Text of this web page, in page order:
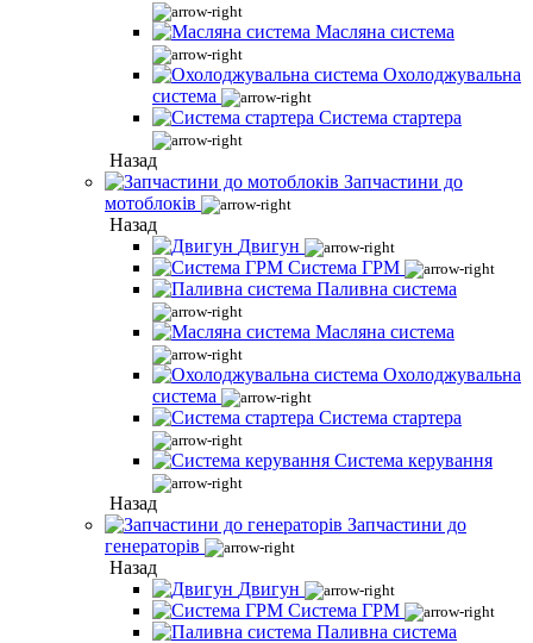
Масляна система
Охолоджувальна
система
Система стартера
Назад
Запчастини до
мотоблоків
Назад
Двигун
Система ГРМ
Паливна система
Масляна система
Охолоджувальна
система
Система стартера
Система керування
Назад
Запчастини до
генераторів
Назад
Двигун
Система ГРМ
Паливна система